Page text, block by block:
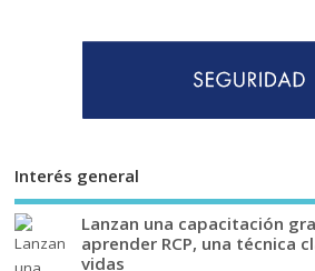
Interés general
Lanzan una capacitación
aprender RCP, una técnica
vidas